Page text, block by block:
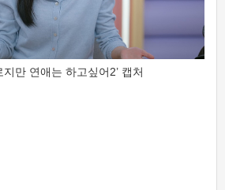
만 연애는 하고싶어2’ 캡처